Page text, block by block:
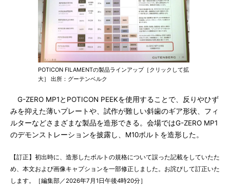
POTICON FILAMENTの製品ラインアップ［クリックして拡
大］ 出所：グーテンベルク
G-ZERO MP1とPOTICON PEEKを使用することで、反りやひず
みを抑えた薄いプレートや、試作が難しい斜歯のギア形状、フィ
ルターなどさまざまな製品を造形できる。会場ではG-ZERO MP1
のデモンストレーションを披露し、M10ボルトを造形した。
【訂正】初出時に、造形したボルトの規格について誤った記載をしていたた
め、本文および画像キャプションを一部修正しました。お詫びして訂正いた
します。［編集部／2026年7月1日午後4時20分］